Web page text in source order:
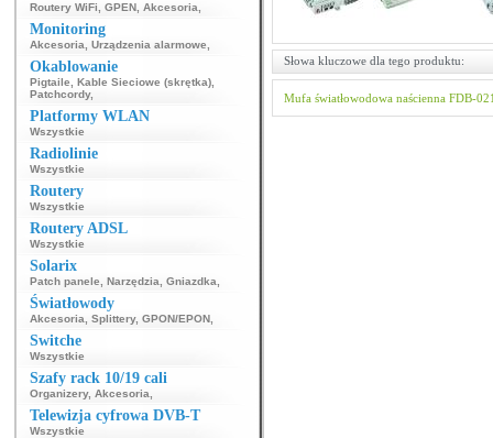
Routery WiFi GPEN Akcesoria
Monitoring
Akcesoria Urządzenia alarmowe
Okablowanie
Pigtaile Kable Sieciowe (skrętka)
Patchcordy,
Platformy WLAN
Wszystkie
Radiolinie
Wszystkie
Routery
Wszystkie
Routery ADSL
Wszystkie
Solarix
Patch panele Narzędzia Gniazdka
Światłowody
Akcesoria Splittery, GPON/EPON
Switche
Wszystkie
Szafy rack 10/19 cali
Organizery, Akcesoria
Telewizja cyfrowa DVB-T
Wszystkie
Słowa kluczowe dla tego produktu:
Mufa światłowodowa naścienna FDB-